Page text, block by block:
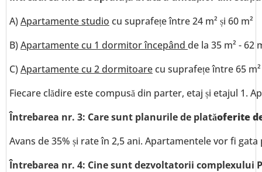
A)Apartamente studio cu suprafețe între 24 m² și 60 m²
B)Apartamente cu 1 dormitor începând de la 35 m² - 62
C)Apartamente cu 2 dormitoarecu suprafețe între 65 m²
Fiecare clădire este compusă din parter, etaj și etajul 1.
Întrebarea nr. 3: Care sunt planurile de platăoferite
Avans de 35% și rate în 2,5 ani. Apartamentele vor fi
Întrebarea nr. 4: Cine sunt dezvoltatorii complexului